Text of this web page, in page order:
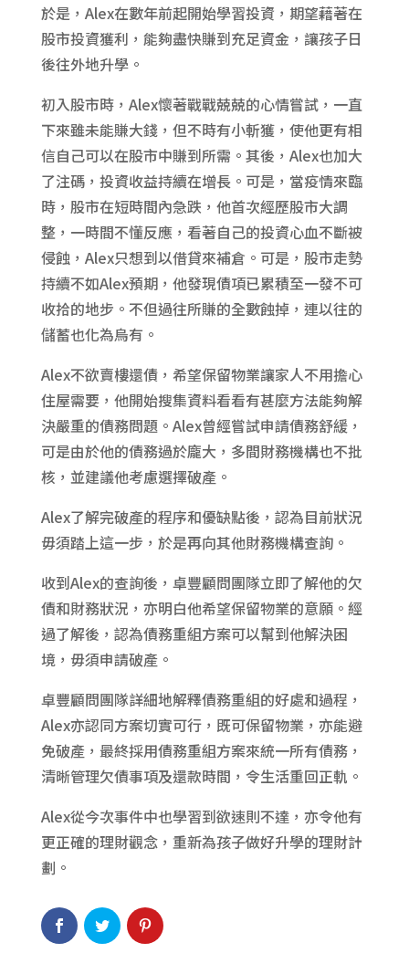
於是，Alex在數年前起開始學習投資，期望藉著在
股市投資獲利，能夠盡快賺到充足資金，讓孩子日
後往外地升學。
初入股市時，Alex懷著戰戰兢兢的心情嘗試，一直
下來雖未能賺大錢，但不時有小斬獲，使他更有相
信自己可以在股市中賺到所需。其後，Alex也加大
了注碼，投資收益持續在增長。可是，當疫情來臨
時，股市在短時間內急跌，他首次經歷股市大調
整，一時間不懂反應，看著自己的投資心血不斷被
侵蝕，Alex只想到以借貸來補倉。可是，股市走勢
持續不如Alex預期，他發現債項已累積至一發不可
收拾的地步。不但過往所賺的全數蝕掉，連以往的
儲蓄也化為烏有。
Alex不欲賣樓還債，希望保留物業讓家人不用擔心
住屋需要，他開始搜集資料看看有甚麼方法能夠解
決嚴重的債務問題。Alex曾經嘗試申請債務舒緩，
可是由於他的債務過於龐大，多間財務機構也不批
核，並建議他考慮選擇破產。
Alex了解完破產的程序和優缺點後，認為目前狀況
毋須踏上這一步，於是再向其他財務機構查詢。
收到Alex的查詢後，卓豐顧問團隊立即了解他的欠
債和財務狀況，亦明白他希望保留物業的意願。經
過了解後，認為債務重組方案可以幫到他解決困
境，毋須申請破產。
卓豐顧問團隊詳細地解釋債務重組的好處和過程，
Alex亦認同方案切實可行，既可保留物業，亦能避
免破產，最終採用債務重組方案來統一所有債務，
清晰管理欠債事項及還款時間，令生活重回正軌。
Alex從今次事件中也學習到欲速則不達，亦令他有
更正確的理財觀念，重新為孩子做好升學的理財計
劃。